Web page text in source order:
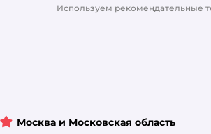
Используем рекомендательные
Москва и Московская область